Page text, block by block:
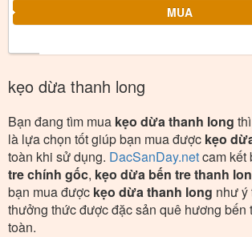
kẹo dừa thanh long
Bạn đang tìm mua kẹo dừa thanh long
là lựa chọn tốt giúp bạn mua được kẹo
toàn khi sử dụng. DacSanDay.netcam kết
tre chính gốc, kẹo dừa bến tre thanh
bạn mua được kẹo dừa thanh long như ý
thưởng thức được đặc sản quê hương bến
toàn.